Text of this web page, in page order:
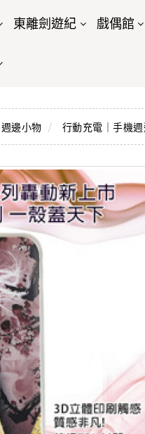
東離劍遊紀 戲偶館
週邊小物 行動充電｜手機週